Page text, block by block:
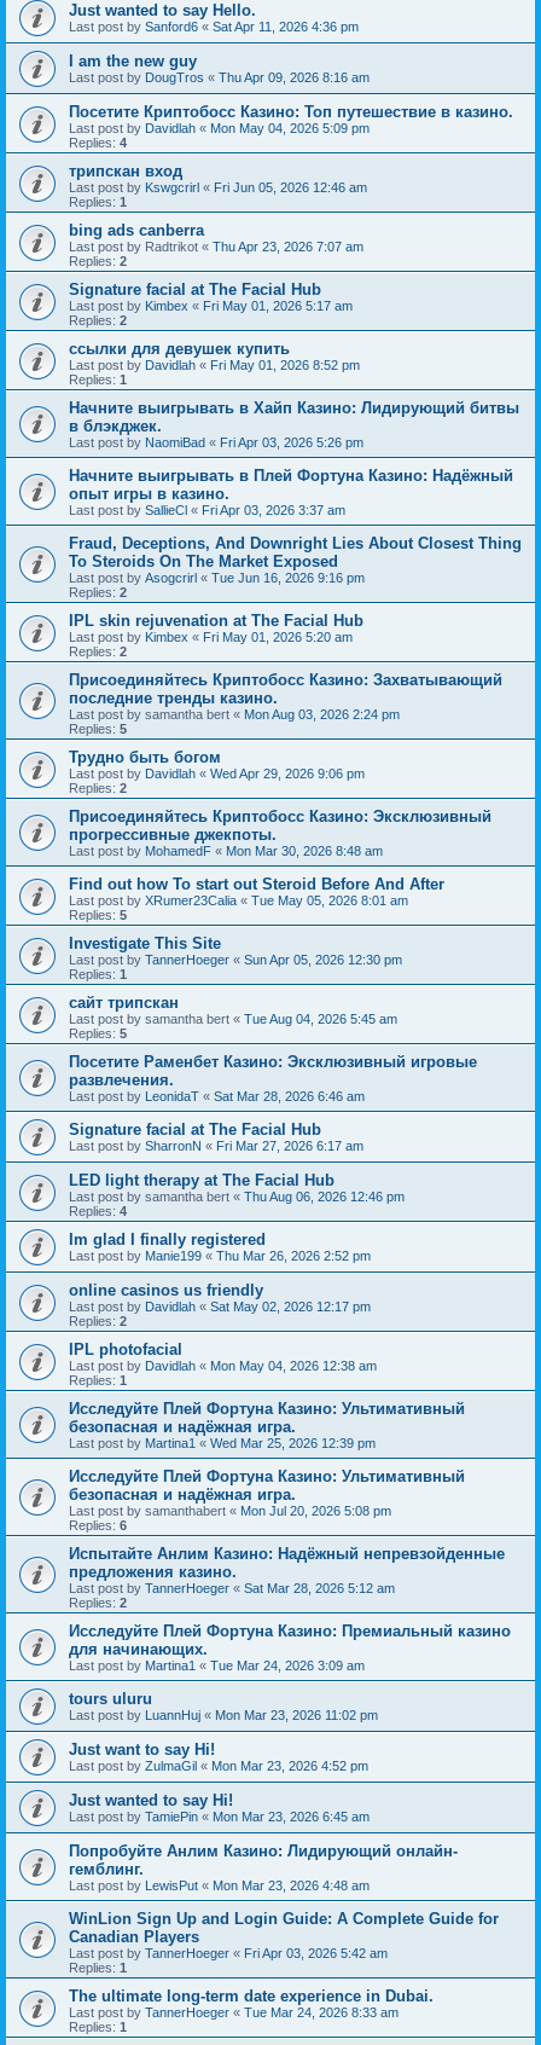
Just wanted to say Hello.
Last post by Sanford6 « Sat Apr 11, 2026 4:36 pm
I am the new guy
Last post by DougTros « Thu Apr 09, 2026 8:16 am
Посетите Криптобосс Казино: Топ путешествие в казино.
Last post by Davidlah « Mon May 04, 2026 5:09 pm
Replies: 4
трипскан вход
Last post by Kswgcrirl « Fri Jun 05, 2026 12:46 am
Replies: 1
bing ads canberra
Last post by Radtrikot « Thu Apr 23, 2026 7:07 am
Replies: 2
Signature facial at The Facial Hub
Last post by Kimbex « Fri May 01, 2026 5:17 am
Replies: 2
ссылки для девушек купить
Last post by Davidlah « Fri May 01, 2026 8:52 pm
Replies: 1
Начните выигрывать в Хайп Казино: Лидирующий битвы
в блэкджек.
Last post by NaomiBad « Fri Apr 03, 2026 5:26 pm
Начните выигрывать в Плей Фортуна Казино: Надёжный
опыт игры в казино.
Last post by SallieCl « Fri Apr 03, 2026 3:37 am
Fraud, Deceptions, And Downright Lies About Closest Thing
To Steroids On The Market Exposed
Last post by Asogcrirl « Tue Jun 16, 2026 9:16 pm
Replies: 2
IPL skin rejuvenation at The Facial Hub
Last post by Kimbex « Fri May 01, 2026 5:20 am
Replies: 2
Присоединяйтесь Криптобосс Казино: Захватывающий
последние тренды казино.
Last post by samantha bert « Mon Aug 03, 2026 2:24 pm
Replies: 5
Трудно быть богом
Last post by Davidlah « Wed Apr 29, 2026 9:06 pm
Replies: 2
Присоединяйтесь Криптобосс Казино: Эксклюзивный
прогрессивные джекпоты.
Last post by MohamedF « Mon Mar 30, 2026 8:48 am
Find out how To start out Steroid Before And After
Last post by XRumer23Calia « Tue May 05, 2026 8:01 am
Replies: 5
Investigate This Site
Last post by TannerHoeger « Sun Apr 05, 2026 12:30 pm
Replies: 1
сайт трипскан
Last post by samantha bert « Tue Aug 04, 2026 5:45 am
Replies: 5
Посетите Раменбет Казино: Эксклюзивный игровые
развлечения.
Last post by LeonidaT « Sat Mar 28, 2026 6:46 am
Signature facial at The Facial Hub
Last post by SharronN « Fri Mar 27, 2026 6:17 am
LED light therapy at The Facial Hub
Last post by samantha bert « Thu Aug 06, 2026 12:46 pm
Replies: 4
Im glad I finally registered
Last post by Manie199 « Thu Mar 26, 2026 2:52 pm
online casinos us friendly
Last post by Davidlah « Sat May 02, 2026 12:17 pm
Replies: 2
IPL photofacial
Last post by Davidlah « Mon May 04, 2026 12:38 am
Replies: 1
Исследуйте Плей Фортуна Казино: Ультимативный
безопасная и надёжная игра.
Last post by Martina1 « Wed Mar 25, 2026 12:39 pm
Исследуйте Плей Фортуна Казино: Ультимативный
безопасная и надёжная игра.
Last post by samanthabert « Mon Jul 20, 2026 5:08 pm
Replies: 6
Испытайте Анлим Казино: Надёжный непревзойденные
предложения казино.
Last post by TannerHoeger « Sat Mar 28, 2026 5:12 am
Replies: 2
Исследуйте Плей Фортуна Казино: Премиальный казино
для начинающих.
Last post by Martina1 « Tue Mar 24, 2026 3:09 am
tours uluru
Last post by LuannHuj « Mon Mar 23, 2026 11:02 pm
Just want to say Hi!
Last post by ZulmaGil « Mon Mar 23, 2026 4:52 pm
Just wanted to say Hi!
Last post by TamiePin « Mon Mar 23, 2026 6:45 am
Попробуйте Анлим Казино: Лидирующий онлайн-
гемблинг.
Last post by LewisPut « Mon Mar 23, 2026 4:48 am
WinLion Sign Up and Login Guide: A Complete Guide for
Canadian Players
Last post by TannerHoeger « Fri Apr 03, 2026 5:42 am
Replies: 1
The ultimate long-term date experience in Dubai.
Last post by TannerHoeger « Tue Mar 24, 2026 8:33 am
Replies: 1